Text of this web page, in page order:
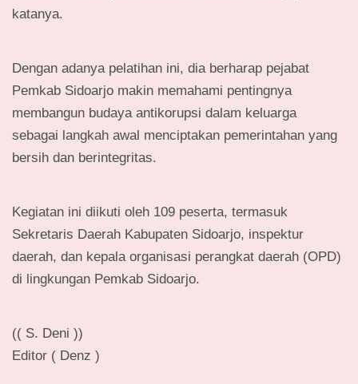
katanya.
Dengan adanya pelatihan ini, dia berharap pejabat
Pemkab Sidoarjo makin memahami pentingnya
membangun budaya antikorupsi dalam keluarga
sebagai langkah awal menciptakan pemerintahan yang
bersih dan berintegritas.
Kegiatan ini diikuti oleh 109 peserta, termasuk
Sekretaris Daerah Kabupaten Sidoarjo, inspektur
daerah, dan kepala organisasi perangkat daerah (OPD)
di lingkungan Pemkab Sidoarjo.
(( S. Deni ))
Editor ( Denz )